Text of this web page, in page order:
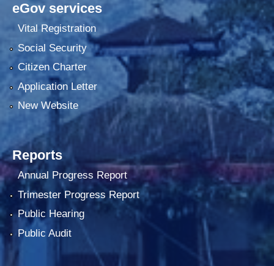
eGov services
Vital Registration
Social Security
Citizen Charter
Application Letter
New Website
Reports
Annual Progress Report
Trimester Progress Report
Public Hearing
Public Audit